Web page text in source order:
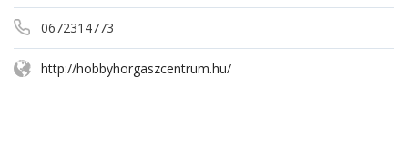
0672314773
http://hobbyhorgaszcentrum.hu/